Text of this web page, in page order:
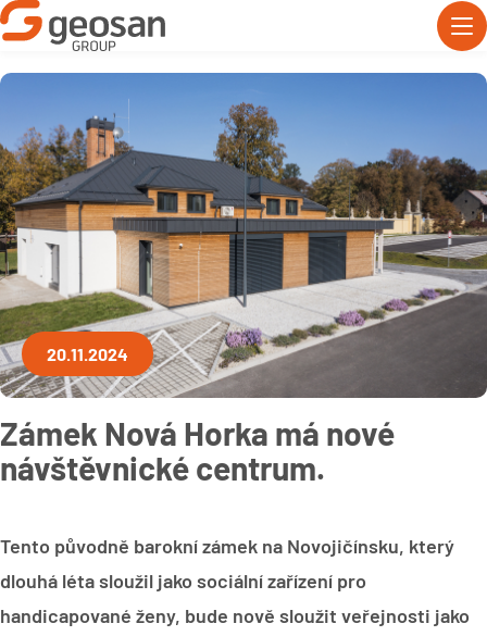
20.11.2024
Zámek Nová Horka má nové
návštěvnické centrum.
Tento původně barokní zámek na Novojičínsku, který
dlouhá léta sloužil jako sociální zařízení pro
handicapované ženy, bude nově sloužit veřejnosti jako